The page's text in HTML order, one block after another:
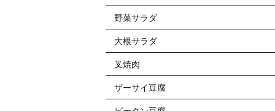
野菜サラダ
大根サラダ
叉焼肉
ザーサイ豆腐